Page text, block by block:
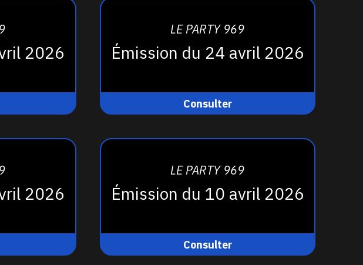
2026
LE PARTY 969
Émission du 24 avril 2026
Consulter
2026
LE PARTY 969
Émission du 10 avril 2026
Consulter